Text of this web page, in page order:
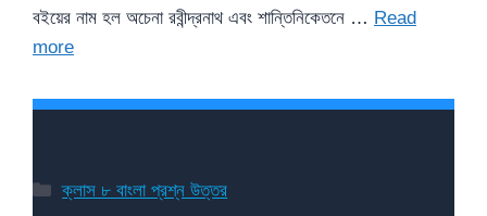
বইয়ের নাম হল অচেনা রবীন্দ্রনাথ এবং শান্তিনিকেতনে … Read
more
Categories
ক্লাস ৮ বাংলা প্রশ্ন উত্তর